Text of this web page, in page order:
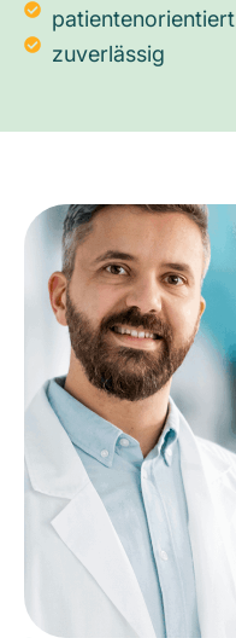
patientenorientiert
zuverlässig